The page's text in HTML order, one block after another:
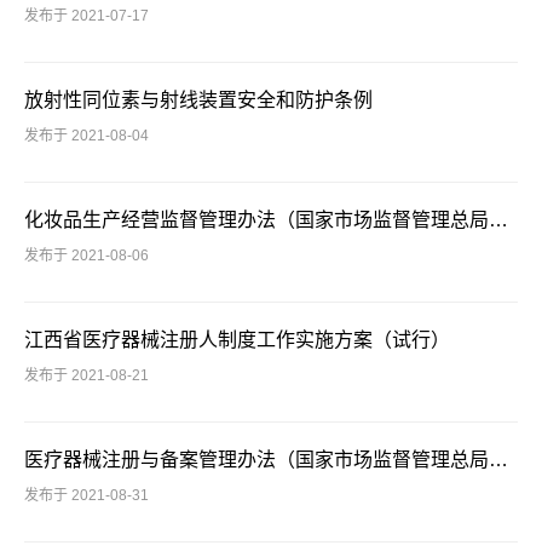
发布于 2021-07-17
放射性同位素与射线装置安全和防护条例
发布于 2021-08-04
化妆品生产经营监督管理办法（国家市场监督管理总局令第46号）
发布于 2021-08-06
江西省医疗器械注册人制度工作实施方案（试行）
发布于 2021-08-21
医疗器械注册与备案管理办法（国家市场监督管理总局令 第47号）
发布于 2021-08-31